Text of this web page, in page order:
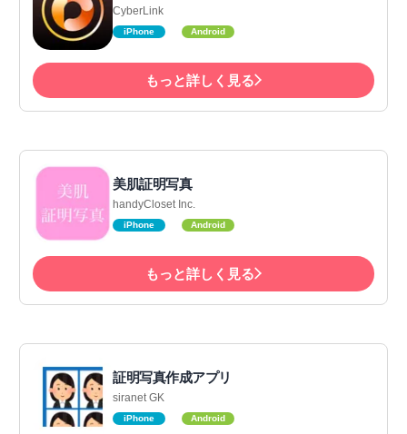
CyberLink
iPhone Android
もっと詳しく見る
美肌証明写真
handyCloset Inc.
iPhone Android
もっと詳しく見る
証明写真作成アプリ
siranet GK
iPhone Android